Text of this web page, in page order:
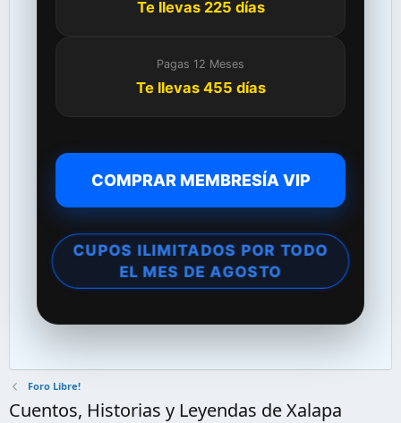
Te llevas 225 días
Pagas 12 Meses
Te llevas 455 días
COMPRAR MEMBRESÍA VIP
CUPOS ILIMITADOS POR TODO
EL MES DE AGOSTO
Foro Libre!
Cuentos, Historias y Leyendas de Xalapa